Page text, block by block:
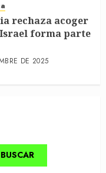
rechaza acoger
forma parte
DE 2025
BUSCAR